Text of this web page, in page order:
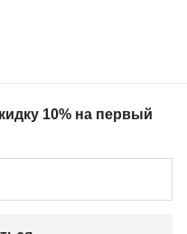
10% на первый